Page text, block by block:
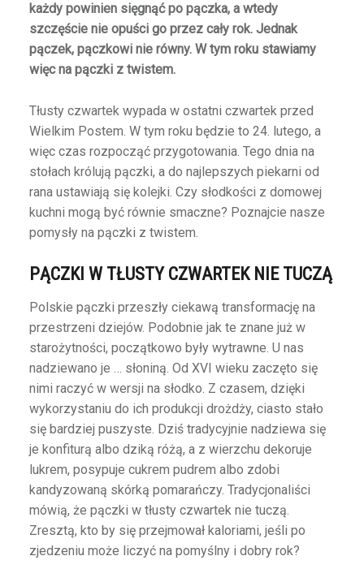
każdy powinien sięgnąć po pączka, a wtedy
szczęście nie opuści go przez cały rok. Jednak
pączek, pączkowi nie równy. W tym roku stawiamy
więc na pączki z twistem.
Tłusty czwartek wypada w ostatni czwartek przed
Wielkim Postem. W tym roku będzie to 24. lutego, a
więc czas rozpocząć przygotowania. Tego dnia na
stołach królują pączki, a do najlepszych piekarni od
rana ustawiają się kolejki. Czy słodkości z domowej
kuchni mogą być równie smaczne? Poznajcie nasze
pomysły na pączki z twistem.
PĄCZKI W TŁUSTY CZWARTEK NIE TUCZĄ
Polskie pączki przeszły ciekawą transformację na
przestrzeni dziejów. Podobnie jak te znane już w
starożytności, początkowo były wytrawne. U nas
nadziewano je … słoniną. Od XVI wieku zaczęto się
nimi raczyć w wersji na słodko. Z czasem, dzięki
wykorzystaniu do ich produkcji drożdży, ciasto stało
się bardziej puszyste. Dziś tradycyjnie nadziewa się
je konfiturą albo dziką różą, a z wierzchu dekoruje
lukrem, posypuje cukrem pudrem albo zdobi
kandyzowaną skórką pomarańczy. Tradycjonaliści
mówią, że pączki w tłusty czwartek nie tuczą.
Zresztą, kto by się przejmował kaloriami, jeśli po
zjedzeniu może liczyć na pomyślny i dobry rok?